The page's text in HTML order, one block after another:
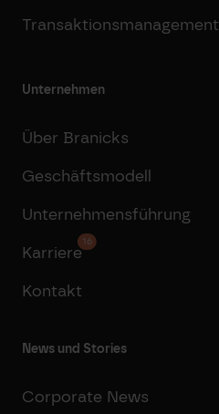
Transaktionsmanagement
Unternehmen
Über Branicks
Geschäftsmodell
Unternehmensführung
Karriere
16
Kontakt
News und Stories
Corporate News